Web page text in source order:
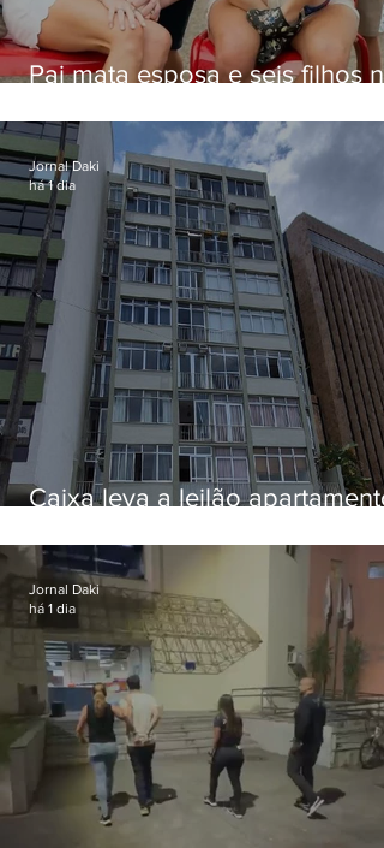
Pai mata esposa e seis filhos
Caixa leva a leilão apartamento
Botafogo
Jornal Daki
há 1 dia
Jornal Daki
há 1 dia